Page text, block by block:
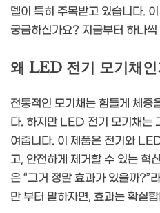
델이 특히 주목받고 있습니다.
궁금하신가요? 지금부터 하나
왜 LED 전기 모기채인
전통적인 모기채는 힘들게 체중
다. 하지만 LED 전기 모기채는
여줍니다. 이 제품은 전기와
고, 안전하게 제거할 수 있는 혁
은 “그거 정말 효과가 있을까?”
만 부터 말하자면, 효과는 확실